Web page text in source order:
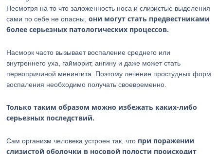
Несмотря на то что заложенность носа и слизистые выделения
сами по себе не опасны,они могут стать предвестниками
более серьезных патологических процессов.
Насморк часто вызывает воспаление среднего или
внутреннего уха, гайморит, ангину и даже может стать
первопричиной менингита. Поэтому лечение простудных форм
воспаления необходимо получать своевременно.
Только таким образом можно избежать каких-либо
серьезных последствий.
Сам организм человека устроен так, что при поражении
слизистой оболочки в носовой полости происходит